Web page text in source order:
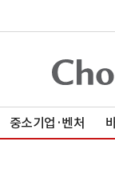
중소기업·벤처